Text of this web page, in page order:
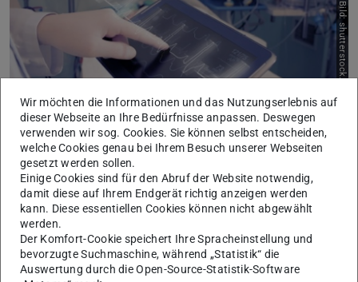
Bild: shutterstock.com
Die Vorlesungen über Robust Data Science und
biomedizinische Anwendungen finden im Wechsel statt.
Die Übungen wiederholen die Theorie und wenden
Methoden des robusten maschinellen Lernens und der
Signalverarbeitung auf Echtdaten an. Software Toolboxen
in Python, Matlab und R, welche die behandelten
Methoden implementieren, stehen den Studierenden zur
Verfügung.
Wir möchten die Informationen und das Nutzungserlebnis auf
dieser Webseite an Ihre Bedürfnisse anpassen. Deswegen
verwenden wir sog. Cookies. Sie können selbst entscheiden,
welche Cookies genau bei Ihrem Besuch unserer Webseiten
gesetzt werden sollen.
Einige Cookies sind für den Abruf der Website notwendig,
damit diese auf Ihrem Endgerät richtig anzeigen werden
kann. Diese essentiellen Cookies können nicht abgewählt
werden.
Der Komfort-Cookie speichert Ihre Spracheinstellung und
bevorzugte Suchmaschine, während „Statistik“ die
Auswertung durch die Open-Source-Statistik-Software